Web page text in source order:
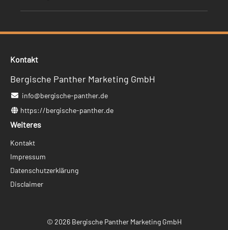
Kontakt
Bergische Panther Marketing GmbH
info@bergische-panther.de
https://bergische-panther.de
Weiteres
Navigation
überspringen
Kontakt
Impressum
Datenschutzerklärung
Disclaimer
© 2026 Bergische Panther Marketing GmbH